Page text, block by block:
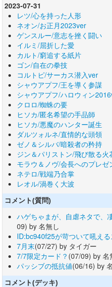
2023-07-31
レツ/心を持った人形
ネオン/お正月2023ver
ゲンスルー/意志を挫く闘い
イルミ/屈折した愛
カルト/窮追する紙片
ゴン/自在の拳技
コルトピ/サーカス潜入ver
シャウアプフ/王を導く参謀
シャウアプフ/ハロウィン
クロロ/蜘蛛の要
ヒソカ/匿名希望の手品師
ヒソカ/悪魔のハンター誕生
ダルツォルネ/直情的な頭領
ゼノ＆シルバ/暗殺者の矜持
ジン＆パリストン/飛び散る火
モラウ＆ノヴ/会長へのプレゼ
ネテロ/戦端乃合掌
レオル/渦巻く大波
コメント(質問)
ハゲちゃまが、自虐ネタで
09) by 名無し
ID:bc940f25が苛ついて吼える
7月末(07/27) by タイガー
7/7限定カード？ (07/09) by 名
パッシブの抵抗値(06/16) by
コメント(デッキ)